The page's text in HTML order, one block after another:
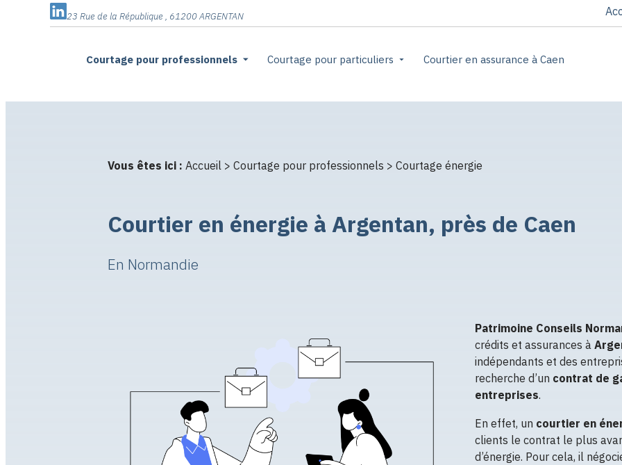
23 Rue de la République , 61200 ARGENTAN
Courtage pour professionnels Courtage pour particuliers Courtier en assurance à Caen
Vous êtes ici : Accueil> Courtage pour professionnels > Courtage énergie
Courtier en énergie à Argentan, près de Caen
En Normandie
Patrimoine Conseils
crédits et assurances à
indépendants et des
recherche d’un contrat de
entreprises.
En effet, un courtier en
clients le contrat le plus
d’énergie. Pour cela, il
Panneau de gestion des cookies